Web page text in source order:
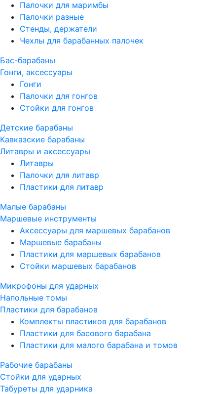
Палочки для маримбы
Палочки разные
Стенды, держатели
Чехлы для барабанных палочек
Бас-барабаны
Гонги, аксессуары
Гонги
Палочки для гонгов
Стойки для гонгов
Детские барабаны
Кавказские барабаны
Литавры и аксессуары
Литавры
Палочки для литавр
Пластики для литавр
Малые барабаны
Маршевые инструменты
Аксессуары для маршевых барабанов
Маршевые барабаны
Пластики для маршевых барабанов
Стойки маршевых барабанов
Микрофоны для ударных
Напольные томы
Пластики для барабанов
Комплекты пластиков для барабанов
Пластики для басового барабана
Пластики для малого барабана и томов
Рабочие барабаны
Стойки для ударных
Табуреты для ударника